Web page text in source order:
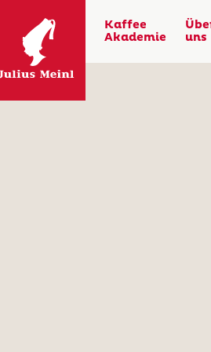
Kaffee
Akademie
uns